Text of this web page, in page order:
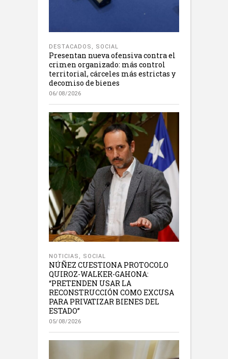
DESTACADOS , SOCIAL
Presentan nueva ofensiva contra el
crimen organizado: más control
territorial, cárceles más estrictas y
decomiso de bienes
06/08/2026
NOTICIAS , SOCIAL
NÚÑEZ CUESTIONA PROTOCOLO
QUIROZ-WALKER-GAHONA:
“PRETENDEN USAR LA
RECONSTRUCCIÓN COMO EXCUSA
PARA PRIVATIZAR BIENES DEL
ESTADO”
05/08/2026